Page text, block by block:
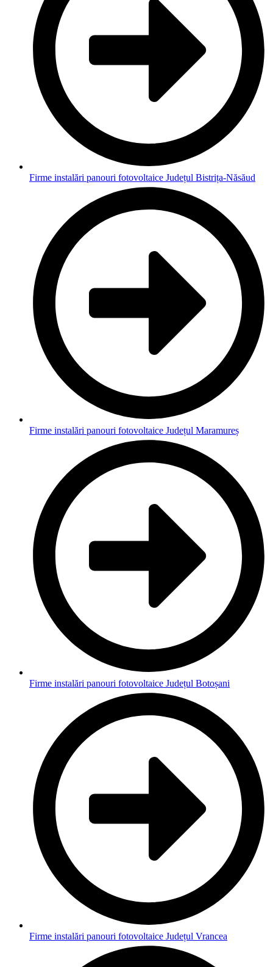
Firme instalări panouri fotovoltaice Județul Bistrița-Năsăud
Firme instalări panouri fotovoltaice Județul Maramureș
Firme instalări panouri fotovoltaice Județul Botoșani
Firme instalări panouri fotovoltaice Județul Vrancea